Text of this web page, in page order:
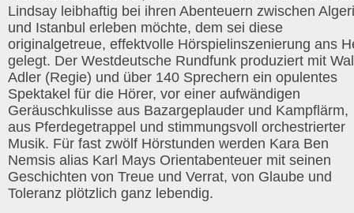
Lindsay leibhaftig bei ihren Abenteuern zwischen
und Istanbul erleben möchte, dem sei diese
originalgetreue, effektvolle Hörspielinszenierung ans
gelegt. Der Westdeutsche Rundfunk produziert mit
Adler (Regie) und über 140 Sprechern ein opulentes
Spektakel für die Hörer, vor einer aufwändigen
Geräuschkulisse aus Bazargeplauder und Kampflärm,
aus Pferdegetrappel und stimmungsvoll orchestrierter
Musik. Für fast zwölf Hörstunden werden Kara Ben
Nemsis alias Karl Mays Orientabenteuer mit seinen
Geschichten von Treue und Verrat, von Glaube und
Toleranz plötzlich ganz lebendig.